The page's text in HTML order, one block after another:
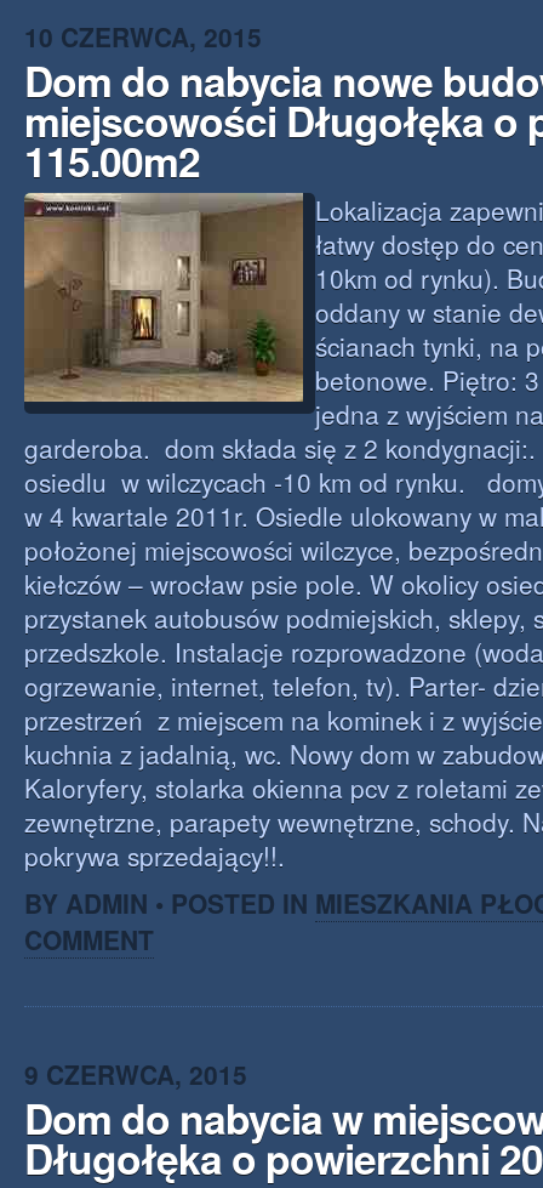
10 CZERWCA, 2015
Dom do nabycia nowe
miejscowości Długołęka o
115.00m2
Lokalizacja
łatwy dostęp do
10km od rynku).
oddany w stanie
ścianach tynki, na
betonowe. Piętro:
jedna z wyjściem
garderoba. dom składa się z 2
osiedlu w wilczycach -10 km od rynku.
w 4 kwartale 2011r. Osiedle ulokowany w
położonej miejscowości wilczyce,
kiełczów – wrocław psie pole. W okolicy
przystanek autobusów podmiejskich, sklepy,
przedszkole. Instalacje rozprowadzone
ogrzewanie, internet, telefon, tv). Parter-
przestrzeń z miejscem na kominek i z
kuchnia z jadalnią, wc. Nowy dom w
Kaloryfery, stolarka okienna pcv z roletami
zewnętrzne, parapety wewnętrzne, schody.
pokrywa sprzedający!!.
BY ADMIN • POSTED IN MIESZKANIA
COMMENT
9 CZERWCA, 2015
Dom do nabycia w
Długołęka o powierzchni